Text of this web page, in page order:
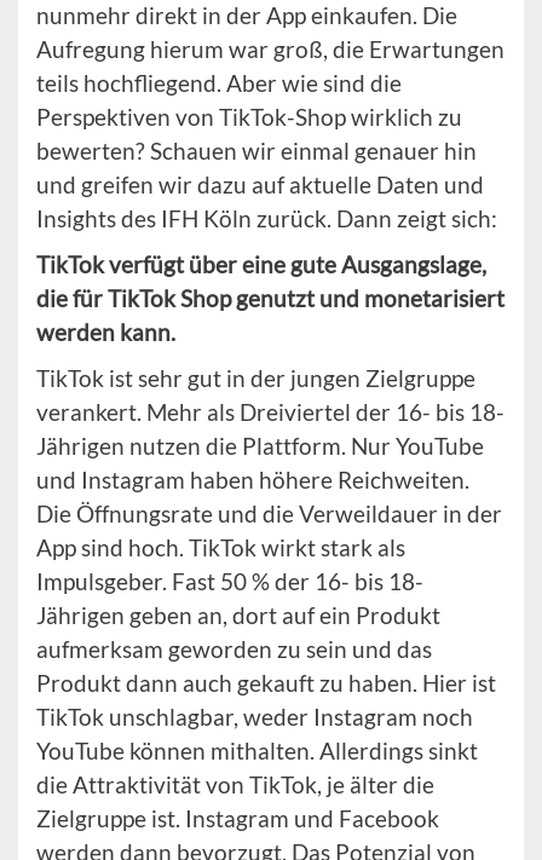
nunmehr direkt in der App einkaufen. Die
Aufregung hierum war groß, die Erwartungen
teils hochfliegend. Aber wie sind die
Perspektiven von TikTok-Shop wirklich zu
bewerten? Schauen wir einmal genauer hin
und greifen wir dazu auf aktuelle Daten und
Insights des IFH Köln zurück. Dann zeigt sich:
TikTok verfügt über eine gute Ausgangslage,
die für TikTok Shop genutzt und monetarisiert
werden kann.
TikTok ist sehr gut in der jungen Zielgruppe
verankert. Mehr als Dreiviertel der 16- bis 18-
Jährigen nutzen die Plattform. Nur YouTube
und Instagram haben höhere Reichweiten.
Die Öffnungsrate und die Verweildauer in der
App sind hoch. TikTok wirkt stark als
Impulsgeber. Fast 50 % der 16- bis 18-
Jährigen geben an, dort auf ein Produkt
aufmerksam geworden zu sein und das
Produkt dann auch gekauft zu haben. Hier ist
TikTok unschlagbar, weder Instagram noch
YouTube können mithalten. Allerdings sinkt
die Attraktivität von TikTok, je älter die
Zielgruppe ist. Instagram und Facebook
werden dann bevorzugt. Das Potenzial von